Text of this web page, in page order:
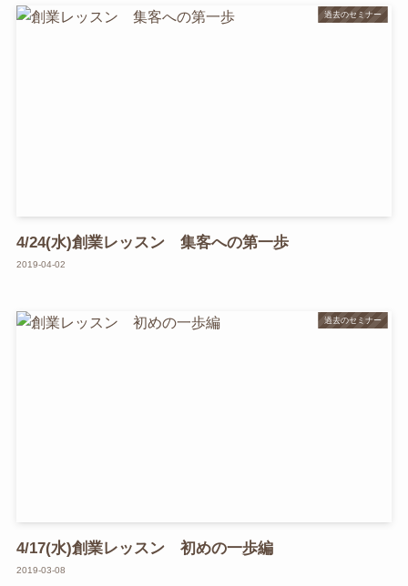
過去のセミナー
4/24(水)創業レッスン 集客への第一歩
2019-04-02
過去のセミナー
4/17(水)創業レッスン 初めの一歩編
2019-03-08